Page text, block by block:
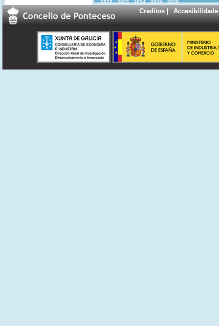
2022 2023 2024 2025 2026
Creditos| Accesibilidade